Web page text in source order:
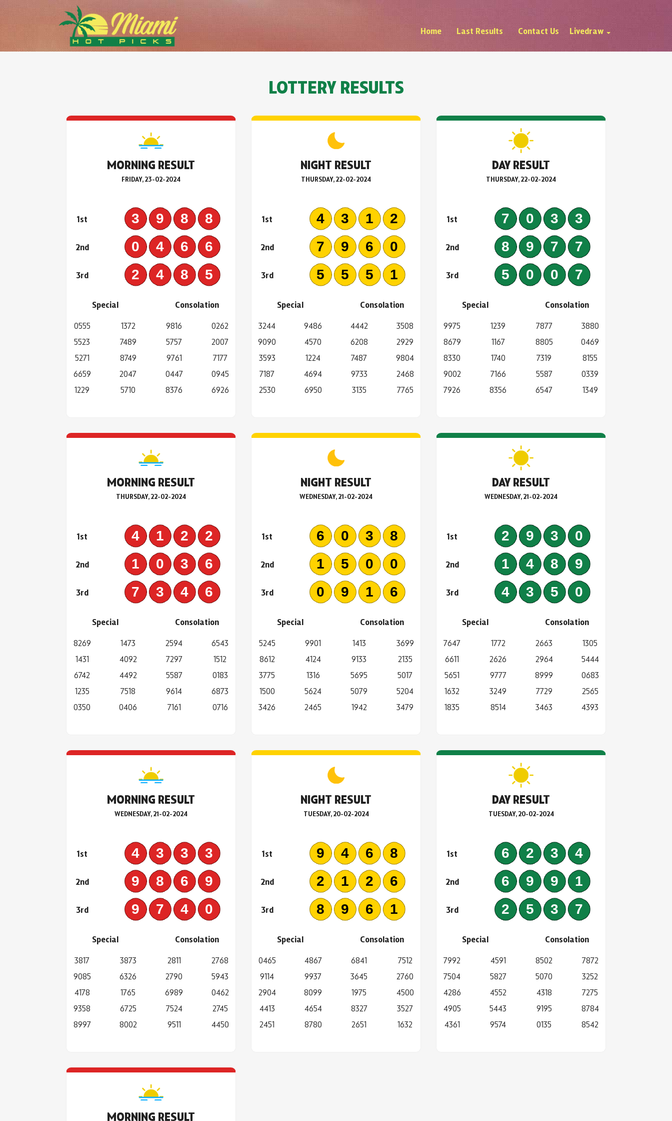
Home Last Results Contact Us Livedraw
LOTTERY RESULTS
MORNING RESULT
FRIDAY, 23-02-2024
1st 3988
2nd 0466
3rd 2485
Special
0555
5523
5271
6659
1229
1372
7489
8749
2047
5710
Consolation
9816
5757
9761
0447
8376
0262
2007
7177
0945
6926
NIGHT RESULT
THURSDAY, 22-02-2024
1st 4312
2nd 7960
3rd 5551
Special
3244
9090
3593
7187
2530
9486
4570
1224
4694
6950
Consolation
4442
6208
7487
9733
3135
3508
2929
9804
2468
7765
DAY RESULT
THURSDAY, 22-02-2024
1st 7033
2nd 8977
3rd 5007
Special
9975
8679
8330
9002
7926
1239
1167
1740
7166
8356
Consolation
7877
8805
7319
5587
6547
3880
0469
8155
0339
1349
MORNING RESULT
THURSDAY, 22-02-2024
1st 4122
2nd 1036
3rd 7346
Special
8269
1431
6742
1235
0350
1473
4092
4492
7518
0406
Consolation
2594
7297
5587
9614
7161
6543
1512
0183
6873
0716
NIGHT RESULT
WEDNESDAY, 21-02-2024
1st 6038
2nd 1500
3rd 0916
Special
5245
8612
3775
1500
3426
9901
4124
1316
5624
2465
Consolation
1413
9133
5695
5079
1942
3699
2135
5017
5204
3479
DAY RESULT
WEDNESDAY, 21-02-2024
1st 2930
2nd 1489
3rd 4350
Special
7647
6611
5651
1632
1835
1772
2626
9777
3249
8514
Consolation
2663
2964
8999
7729
3463
1305
5444
0683
2565
4393
MORNING RESULT
WEDNESDAY, 21-02-2024
1st 4333
2nd 9869
3rd 9740
Special
3817
9085
4178
9358
8997
3873
6326
1765
6725
8002
Consolation
2811
2790
6989
7524
9511
2768
5943
0462
2745
4450
NIGHT RESULT
TUESDAY, 20-02-2024
1st 9468
2nd 2126
3rd 8961
Special
0465
9114
2904
4413
2451
4867
9937
8099
4654
8780
Consolation
6841
3645
1975
8327
2651
7512
2760
4500
3527
1632
DAY RESULT
TUESDAY, 20-02-2024
1st 6234
2nd 6991
3rd 2537
Special
7992
7504
4286
4905
4361
4591
5827
4552
5443
9574
Consolation
8502
5070
4318
9195
0135
7872
3252
7275
8784
8542
MORNING RESULT